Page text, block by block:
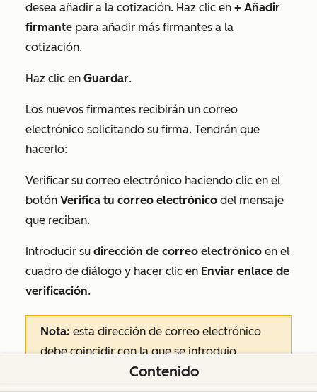
desea añadir a la cotización. Haz clic en + Añadir
firmante para añadir más firmantes a la
cotización.
Haz clic en Guardar.
Los nuevos firmantes recibirán un correo
electrónico solicitando su firma. Tendrán que
hacerlo:
Verificar su correo electrónico haciendo clic en el
botón Verifica tu correo electrónico del mensaje
que reciban.
Introducir su dirección de correo electrónico en el
cuadro de diálogo y hacer clic en Enviar enlace de
verificación.
Nota: esta dirección de correo electrónico
debecoincidir con la que se introdujo
anteriormente en el pasoAñadir firmante
Contenido